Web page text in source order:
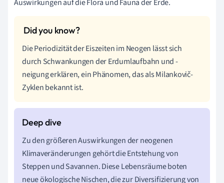
Auswirkungen auf die Flora und Fauna der Erde.
Die Periodizität der Eiszeiten im Neogen lässt sich
durch Schwankungen der Erdumlaufbahn und -
neigung erklären, ein Phänomen, das als Milankovič-
Zyklen bekannt ist.
Zu den größeren Auswirkungen der neogenen
Klimaveränderungen gehört die Entstehung von
Steppen und Savannen. Diese Lebensräume boten
neue ökologische Nischen, die zur Diversifizierung von